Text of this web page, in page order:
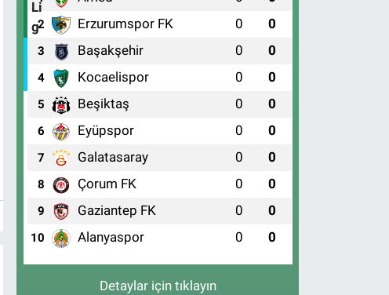
2 Erzurumspor FK 0 0
3 Başakşehir 0 0
4 Kocaelispor 0 0
5 Beşiktaş 0 0
6 Eyüpspor 0 0
7 Galatasaray 0 0
8 Çorum FK 0 0
9 Gaziantep FK 0 0
10 Alanyaspor 0 0
Detaylar için tıklayın